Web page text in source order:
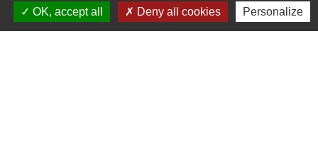
Téléphone pour les urgences uniquement en
OK, accept all
Deny all cookies Personalize